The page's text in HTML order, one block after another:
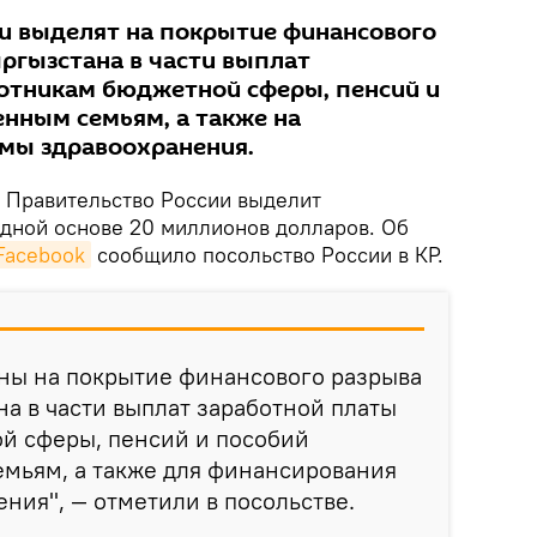
выделят на покрытие финансового
в части выплат
бюджетной сферы, пенсий и
семьям, а также на
здравоохранения.
Правительство России выделит
основе 20 миллионов долларов. Об
сообщило посольство России в КР.
на покрытие финансового разрыва
в части выплат заработной платы
сферы, пенсий и пособий
а также для финансирования
— отметили в посольстве.